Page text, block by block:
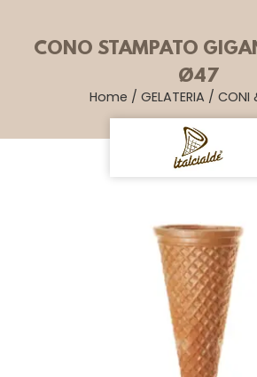
CONO STAMPATO
Ø47
Home / GELATERIA / CONI